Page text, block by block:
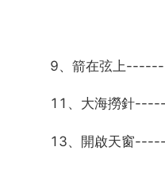
9、箭在弦上
11、大海撈針
13、開啟天窗